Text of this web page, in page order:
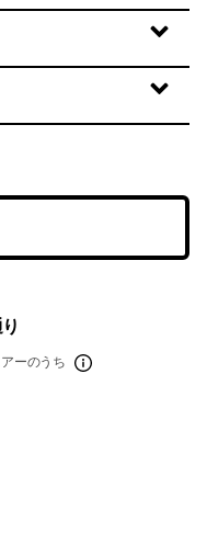
ーのうち